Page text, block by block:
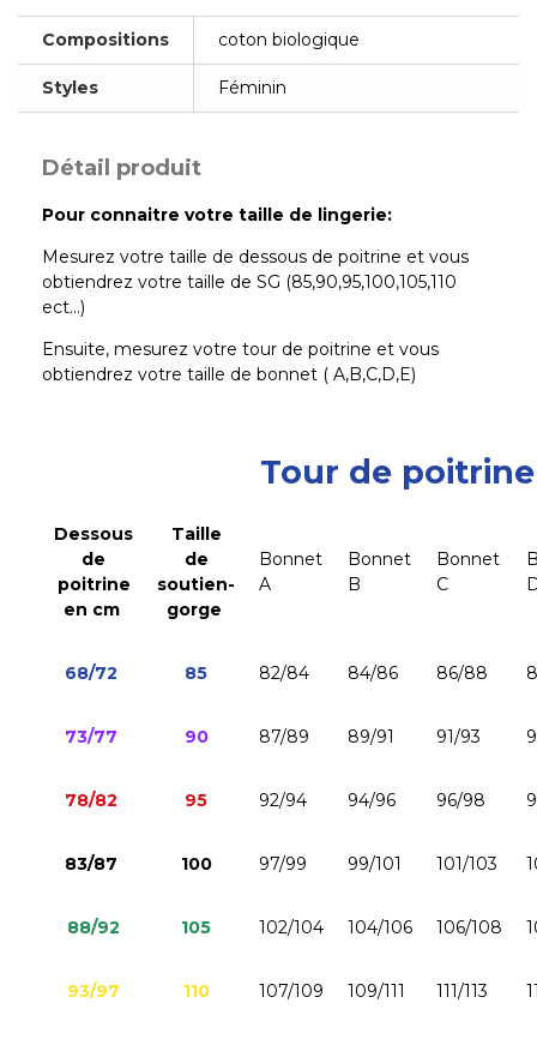
Compositions coton biologique
Styles Féminin
Détail produit
Pour connaitre votre taille de lingerie:
Mesurez votre taille de dessous de poitrine et vous
obtiendrez votre taille de SG (85,90,95,100,105,110
ect…)
Ensuite, mesurez votre tour de poitrine et vous
obtiendrez votre taille de bonnet ( A,B,C,D,E)
Tour de
Dessous
de
poitrine
en cm
Taille
de
soutien-
gorge
Bonnet
A
Bonnet
B
Bonnet
C
68/72 85 82/84 84/86 86/88
73/77 90 87/89 89/91 91/93
78/82 95 92/94 94/96 96/98
83/87 100 97/99 99/101 101/103
88/92 105 102/104 104/106 106/108
93/97 110 107/109 109/111 111/113